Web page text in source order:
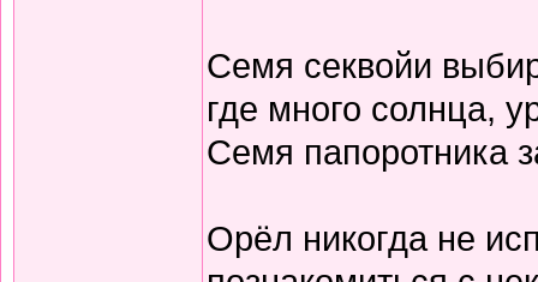
Семя секвойи
где много солнца,
Семя папоротника
Орёл никогда не